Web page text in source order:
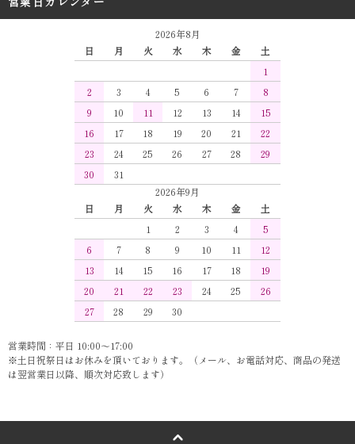
2026年8月
日
月 火 水 木 金
土
1
2
3 4 5 6 7
8
9
10 11 12 13 14
15
16
17 18 19 20 21
22
23
24 25 26 27 28
29
30
31
2026年9月
日
月 火 水 木 金
土
1
2 3 4
5
6
7 8 9 10 11
12
13
14 15 16 17 18
19
20
21 22 23 24 25
26
27
28 29 30
営業時間：平日 10:00～17:00
※土日祝祭日はお休みを頂いております。（メール、お電話対応、商品の発送
は翌営業日以降、順次対応致します）